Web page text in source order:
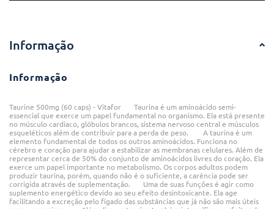
Informação
Informação
Taurine 500mg (60 caps) - Vitafor Taurina é um aminoácido semi-
essencial que exerce um papel fundamental no organismo. Ela está presente
no músculo cardíaco, glóbulos brancos, sistema nervoso central e músculos
esqueléticos além de contribuir para a perda de peso. A taurina é um
elemento fundamental de todos os outros aminoácidos. Funciona no
cérebro e coração para ajudar a estabilizar as membranas celulares. Além de
representar cerca de 50% do conjunto de aminoácidos livres do coração. Ela
exerce um papel importante no metabolismo. Os corpos adultos podem
produzir taurina, porém, quando não é o suficiente, a carência pode ser
corrigida através de suplementação. Uma de suas funções é agir como
suplemento energético devido ao seu efeito desintoxicante. Ela age
facilitando a excreção pelo fígado das substâncias que já não são mais úteis